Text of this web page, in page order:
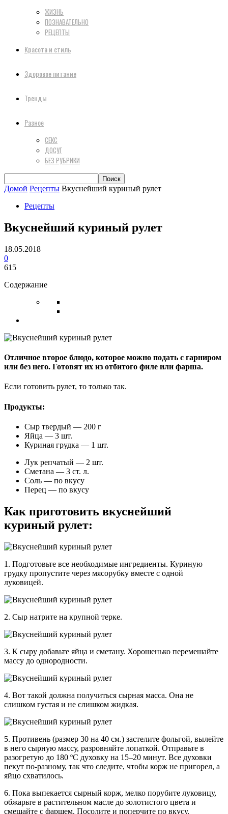
ЖИЗНЬ
ПОЗНАВАТЕЛЬНО
РЕЦЕПТЫ
Красота и стиль
Здоровое питание
Тренды
Разное
СЕКС
ДОСУГ
БЕЗ РУБРИКИ
Домой Рецепты Вкуснейший куриный рулет
Рецепты
Вкуснейший куриный рулет
18.05.2018
0
615
Содержание
Отличное второе блюдо, которое можно подать с гарниром
или без него. Готовят их из отбитого филе или фарша.
Если готовить рулет, то только так.
Продукты:
Сыр твердый — 200 г
Яйца — 3 шт.
Куриная грудка — 1 шт.
Лук репчатый — 2 шт.
Сметана — 3 ст. л.
Соль — по вкусу
Перец — по вкусу
Как приготовить вкуснейший
куриный рулет:
1. Подготовьте все необходимые ингредиенты. Куриную
грудку пропустите через мясорубку вместе с одной
луковицей.
2. Сыр натрите на крупной терке.
3. К сыру добавьте яйца и сметану. Хорошенько перемешайте
массу до однородности.
4. Вот такой должна получиться сырная масса. Она не
слишком густая и не слишком жидкая.
5. Противень (размер 30 на 40 см.) застелите фольгой, вылейте
в него сырную массу, разровняйте лопаткой. Отправьте в
разогретую до 180 ºC духовку на 15–20 минут. Все духовки
пекут по-разному, так что следите, чтобы корж не пригорел, а
яйцо схватилось.
6. Пока выпекается сырный корж, мелко порубите луковицу,
обжарьте в растительном масле до золотистого цвета и
смешайте с фаршем. Посолите и поперчите по вкусу.